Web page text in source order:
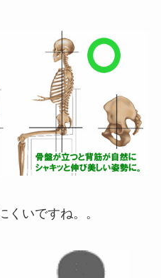
くいですね。。